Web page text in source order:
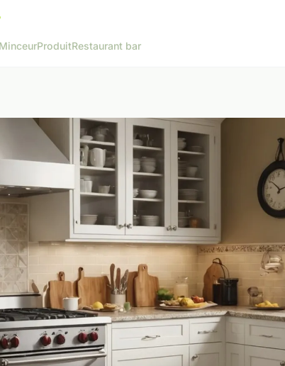
ProduitRestaurant bar